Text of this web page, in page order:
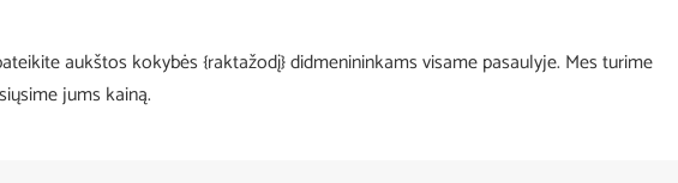
aukštos kokybės {raktažodį} didmenininkams visame pasaulyje. Mes turime
jums kainą.